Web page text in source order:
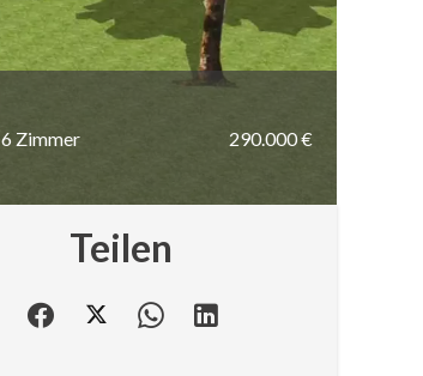
6 Zimmer 290.000 €
Teilen